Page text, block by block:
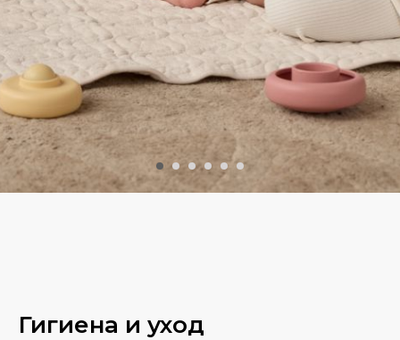
Гигиена и уход